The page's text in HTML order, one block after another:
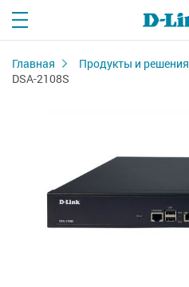
Главная Продукты и решения
DSA-2108S